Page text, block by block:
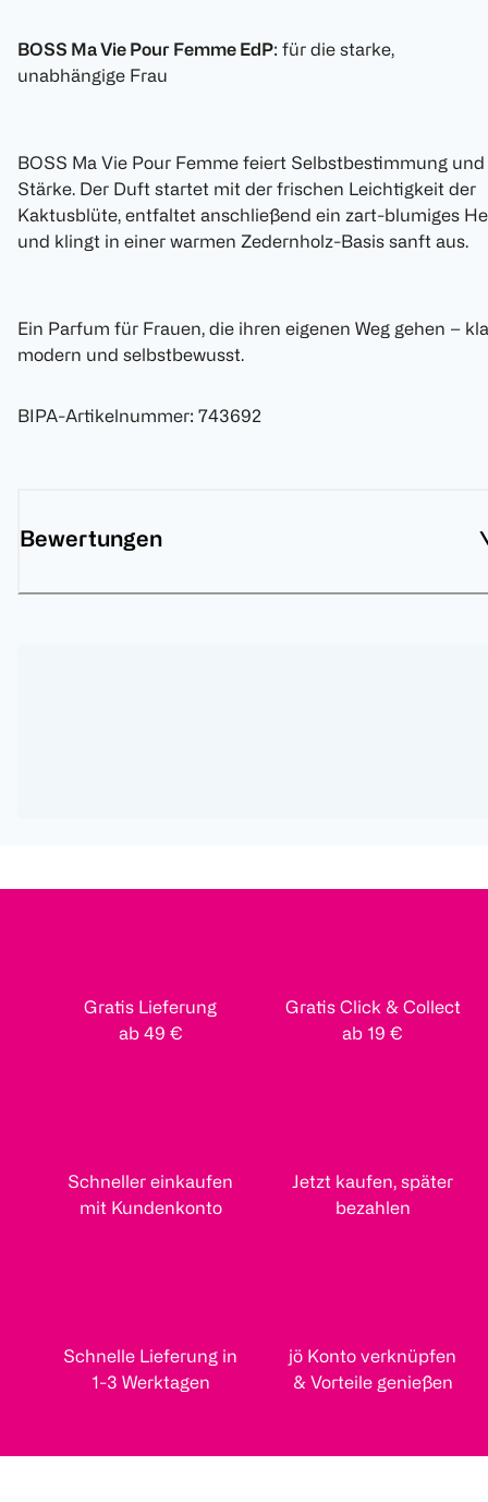
BOSS Ma Vie Pour Femme EdP: für die starke,
unabhängige Frau
BOSS Ma Vie Pour Femme feiert Selbstbestimmung und
Stärke. Der Duft startet mit der frischen Leichtigkeit der
Kaktusblüte, entfaltet anschließend ein zart-blumiges
und klingt in einer warmen Zedernholz-Basis sanft aus.
Ein Parfum für Frauen, die ihren eigenen Weg gehen –
modern und selbstbewusst.
BIPA-Artikelnummer: 743692
Bewertungen
Gratis Lieferung
ab 49 €
Gratis Click & Collect
ab 19 €
Schneller einkaufen
mit Kundenkonto
Jetzt kaufen, später
bezahlen
Schnelle Lieferung in
1-3 Werktagen
jö Konto verknüpfen
& Vorteile genießen